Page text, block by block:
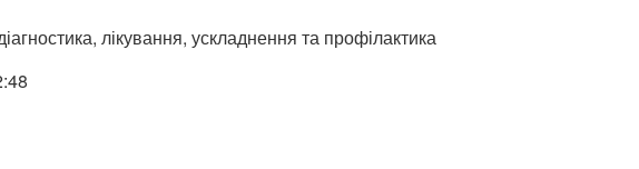
лікування, ускладнення та профілактика